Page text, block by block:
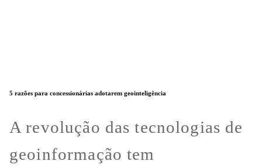
5 razões para concessionárias adotarem geointeligência
A revolução das tecnologias de
geoinformação tem